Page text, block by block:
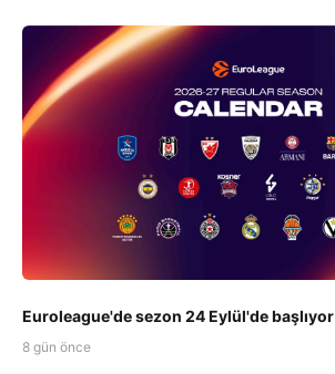
Euroleague'de sezon 24 Eylül'de başlıyor
8 gün önce